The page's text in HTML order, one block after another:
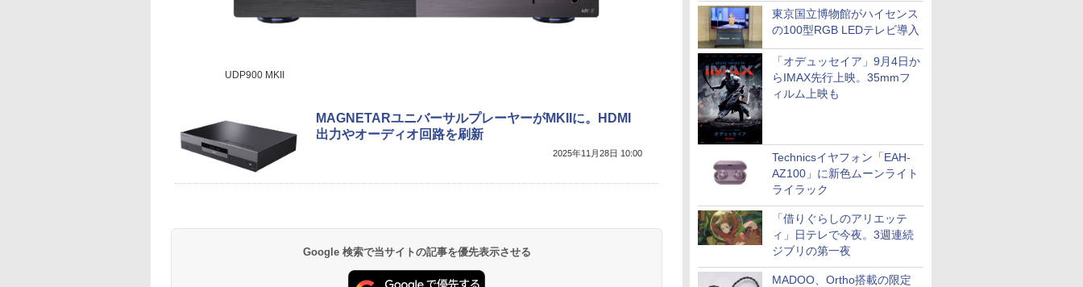
東京国立博物館がハイセンス
の100型RGB LEDテレビ導入
「オデュッセイア」9月4日か
らIMAX先行上映。35mmフ
ィルム上映も
Technicsイヤフォン「EAH-
AZ100」に新色ムーンライト
ライラック
「借りぐらしのアリエッテ
ィ」日テレで今夜。3週連続
ジブリの第一夜
MADOO、Ortho搭載の限定
UDP900 MKII
MAGNETARユニバーサルプレーヤーがMKIIに。HDMI
出力やオーディオ回路を刷新
2025年11月28日 10:00
Google 検索で当サイトの記事を優先表示させる